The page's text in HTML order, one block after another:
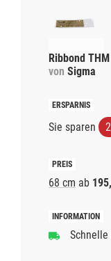
Ribbond
von Sigma
Sie sparen
68 cm ab